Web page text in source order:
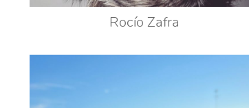
Rocío Zafra